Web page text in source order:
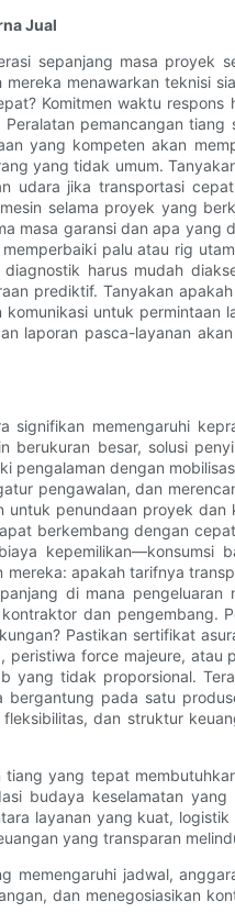
Jual
sepanjang masa
menawarkan teknisi
Komitmen waktu
pemancangan
yang kompeten akan
yang tidak umum.
udara jika transportasi
selama proyek yang
masa garansi dan apa
palu atau rig
harus mudah
prediktif. Tanyakan
untuk
laporan pasca-layanan
memengaruhi
berukuran besar, solusi
pengalaman dengan
pengawalan, dan
penundaan proyek
berkembang dengan
kepemilikan—konsumsi
apakah tarifnya
di mana
dan
Pastikan sertifikat
force majeure,
tidak proporsional.
pada satu
dan struktur
yang tepat
budaya keselamatan
layanan yang kuat,
yang transparan
memengaruhi jadwal,
dan menegosiasikan